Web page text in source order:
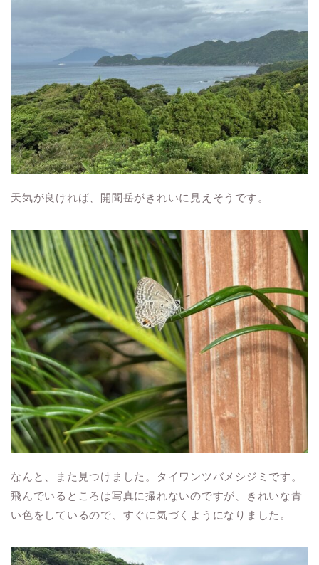
天気が良ければ、開聞岳がきれいに見えそうです。
なんと、また見つけました。タイワンツバメシジミです。
飛んでいるところは写真に撮れないのですが、きれいな青
い色をしているので、すぐに気づくようになりました。